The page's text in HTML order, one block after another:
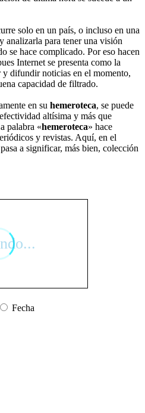
solo en un país, o incluso en una
analizarla para tener una visión
se hace complicado. Por eso hacen
Internet se presenta como la
y difundir noticias en el momento,
capacidad de filtrado.
en su hemeroteca, se puede
altísima y más que
palabra «hemeroteca» hace
y revistas. Aquí, en el
a significar, más bien, colección
Fecha